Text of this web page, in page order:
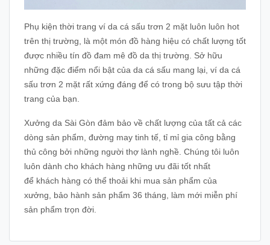
Phụ kiện thời trang ví da cá sấu trơn 2 mặt luôn luôn hot
trên thị trường, là một món đồ hàng hiệu có chất lượng tốt
được nhiều tín đồ đam mê đồ da thị trường. Sở hữu
những đặc điểm nổi bật của da cá sấu mang lại, ví da cá
sấu trơn 2 mặt rất xứng đáng để có trong bộ sưu tập thời
trang của bạn.
Xưởng da Sài Gòn đảm bảo về chất lượng của tất cả các
dòng sản phẩm, đường may tinh tế, tỉ mỉ gia công bằng
thủ công bởi những người thợ lành nghề. Chúng tôi luôn
luôn dành cho khách hàng những ưu đãi tốt nhất
để khách hàng có thể thoải khi mua sản phẩm của
xưởng, bảo hành sản phẩm 36 tháng, làm mới miễn phí
sản phẩm trọn đời.